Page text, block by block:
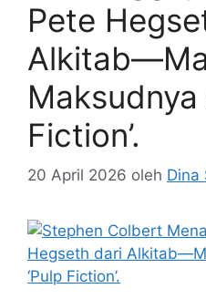
Pete
Maksudnya
Fiction’.
20 April 2026 oleh Dina